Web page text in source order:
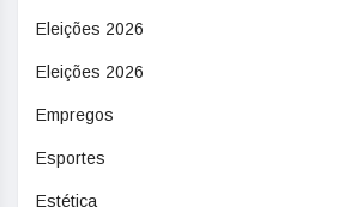
Eleições 2026
Eleições 2026
Empregos
Esportes
Estética